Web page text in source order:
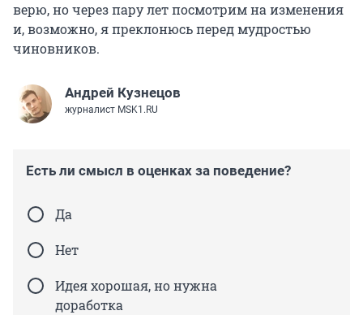
добросовестно осваивать программу;
выполнять требования устава школы и
уважать честь и достоинство других
обучающихся и работников школы;
образования другими.
За нарушение устава школы закон позволяет
исключительные случаи, образовательные
верю, но через пару лет посмотрим на изменения
и, возможно, я преклонюсь перед мудростью
чиновников.
Андрей Кузнецов
журналист MSK1.RU
Есть ли смысл в оценках за поведение?
Да
Нет
Идея хорошая, но нужна
доработка